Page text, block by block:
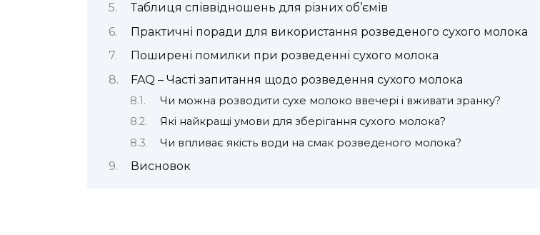
Таблиця співвідношень для різних об’ємів
Практичні поради для використання розведеного сухого молока
Поширені помилки при розведенні сухого молока
FAQ – Часті запитання щодо розведення сухого молока
Чи можна розводити сухе молоко ввечері і вживати зранку?
Які найкращі умови для зберігання сухого молока?
Чи впливає якість води на смак розведеного молока?
Висновок